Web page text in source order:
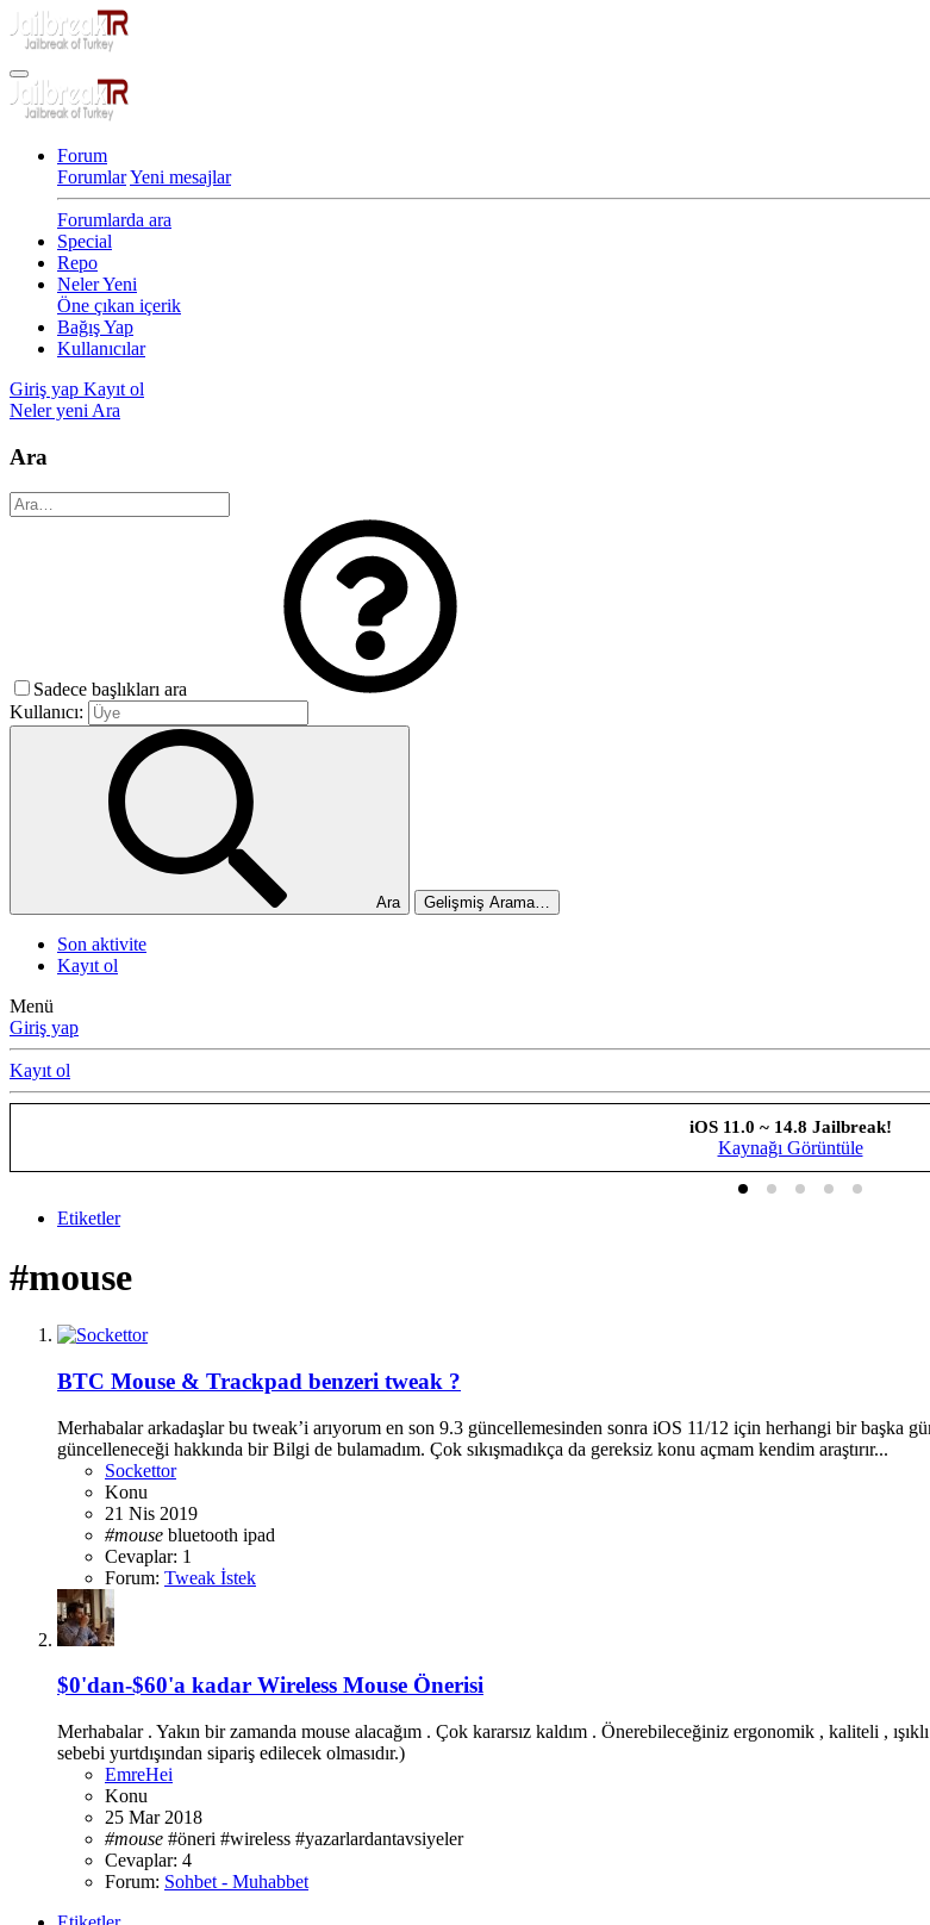
Forum
ForumlarYeni mesajlar
Forumlarda ara
Special
Repo
Neler Yeni
Öne çıkan içerik
Bağış Yap
Kullanıcılar
Giriş yap Kayıt ol
Neler yeni Ara
Ara
Sadece başlıkları ara
Kullanıcı:
Ara Gelişmiş Arama…
Son aktivite
Kayıt ol
Menü
Giriş yap
Kayıt ol
iOS 11.0 ~ 14.8 Jailbreak!
Kaynağı Görüntüle
Etiketler
#mouse
BTC Mouse & Trackpad benzeri tweak ?
Merhabalar arkadaşlar bu tweak’i arıyorum en son 9.3 güncellemesinden sonra iOS 11/12 için herhangi bir başka
güncelleneceği hakkında bir Bilgi de bulamadım. Çok sıkışmadıkça da gereksiz konu açmam kendim araştırır...
Sockettor
Konu
21 Nis 2019
#mouse bluetooth ipad
Cevaplar: 1
Forum: Tweak İstek
$0'dan-$60'a kadar Wireless Mouse Önerisi
Merhabalar . Yakın bir zamanda mouse alacağım . Çok kararsız kaldım . Önerebileceğiniz ergonomik , kaliteli ,
sebebi yurtdışından sipariş edilecek olmasıdır.)
EmreHei
Konu
25 Mar 2018
#mouse #öneri #wireless #yazarlardantavsiyeler
Cevaplar: 4
Forum: Sohbet - Muhabbet